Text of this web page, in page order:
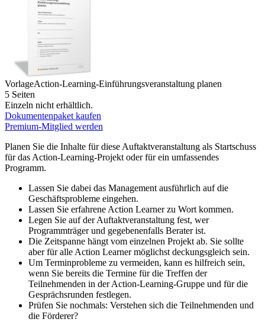
VorlageAction-Learning-Einführungsveranstaltung planen
5 Seiten
Einzeln nicht erhältlich.
Dokumentenpaket kaufen
Premium-Mitglied werden
Planen Sie die Inhalte für diese Auftaktveranstaltung als Startschuss
für das Action-Learning-Projekt oder für ein umfassendes
Programm.
Lassen Sie dabei das Management ausführlich auf die
Geschäftsprobleme eingehen.
Lassen Sie erfahrene Action Learner zu Wort kommen.
Legen Sie auf der Auftaktveranstaltung fest, wer
Programmträger und gegebenenfalls Berater ist.
Die Zeitspanne hängt vom einzelnen Projekt ab. Sie sollte
aber für alle Action Learner möglichst deckungsgleich sein.
Um Terminprobleme zu vermeiden, kann es hilfreich sein,
wenn Sie bereits die Termine für die Treffen der
Teilnehmenden in der Action-Learning-Gruppe und für die
Gesprächsrunden festlegen.
Prüfen Sie nochmals: Verstehen sich die Teilnehmenden und
die Förderer?